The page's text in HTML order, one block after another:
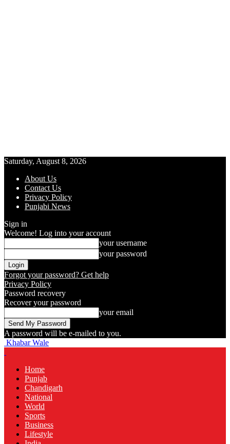
Saturday, August 8, 2026
About Us
Contact Us
Privacy Policy
Punjabi News
Sign in
Welcome! Log into your account
your username
your password
Forgot your password? Get help
Privacy Policy
Password recovery
Recover your password
your email
A password will be e-mailed to you.
Khabar Wale
Home
Punjab
Chandigarh
National
World
Sports
Business
Lifestyle